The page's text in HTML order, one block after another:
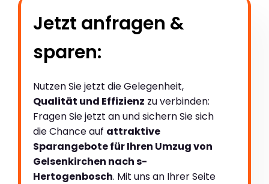
Jetzt anfragen &
sparen:
Nutzen Sie jetzt die Gelegenheit,
Qualität und Effizienz zu verbinden:
Fragen Sie jetzt an und sichern Sie sich
die Chance auf attraktive
Sparangebote für Ihren Umzug von
Gelsenkirchen nach s-
Hertogenbosch. Mit uns an Ihrer Seite